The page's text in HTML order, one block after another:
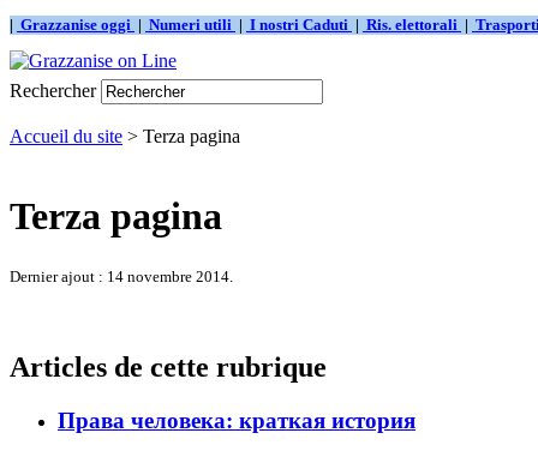
| Grazzanise oggi | Numeri utili | I nostri Caduti | Ris. elettorali |
Rechercher
Accueil du site > Terza pagina
Terza pagina
Dernier ajout : 14 novembre 2014.
Articles de cette rubrique
Права человека: краткая история